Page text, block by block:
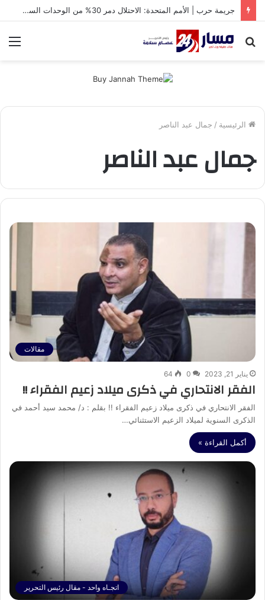
جريمة حرب | الأمم المتحدة: الاحتلال دمر 30% من الوحدات السكنية في غزة
بحث
الرئيسية / جمال عبد الناصر
جمال عبد الناصر
مقالات
يناير 21, 2023 0
64
الفقر الانتحاري في ذكرى ميلاد زعيم الفقراء !!
الفقر الانتحاري في ذكرى ميلاد زعيم الفقراء !! بقلم : د/ محمد سيد أحمد في
الذكرى السنوية لميلاد الزعيم الاستثنائي…
أكمل القراءة »
اتجـاه واحد - مقال رئيس التحرير